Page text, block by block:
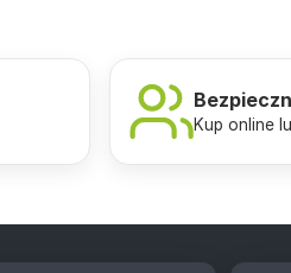
Kup online